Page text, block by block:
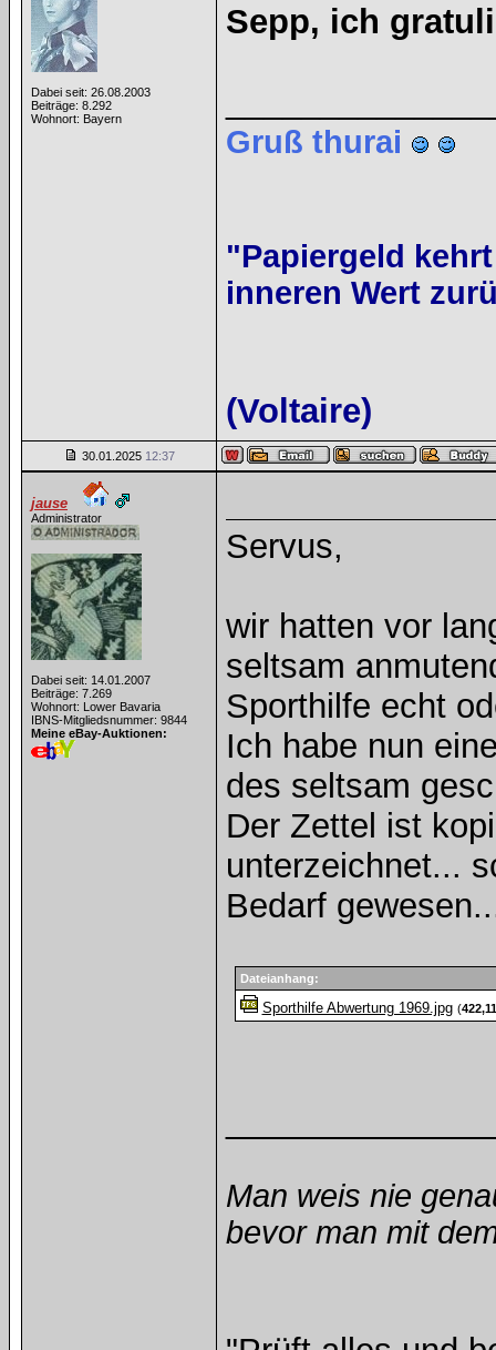
Dabei seit: 26.08.2003
Beiträge: 8.292
Wohnort: Bayern
Sepp, ich
Gruß thurai
"Papiergeld
inneren Wert
(Voltaire)
30.01.2025 12:37
jause
Administrator
Dabei seit: 14.01.2007
Beiträge: 7.269
Wohnort: Lower Bavaria
IBNS-Mitgliedsnummer: 9844
Meine eBay-Auktionen:
Servus,
wir hatten vor
seltsam
Sporthilfe echt
Ich habe nun
des seltsam
Der Zettel ist
unterzeichnet...
Bedarf
Dateianhang:
Sporthilfe Abwertung 1969.jpg (
Man weis nie
bevor man mit